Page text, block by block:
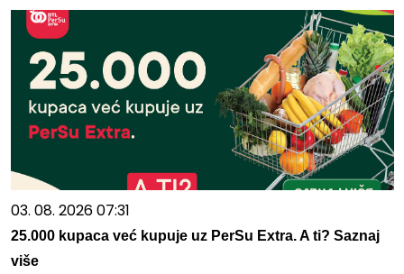
03. 08. 2026 07:31
25.000 kupaca već kupuje uz PerSu Extra. A ti? Saznaj
više